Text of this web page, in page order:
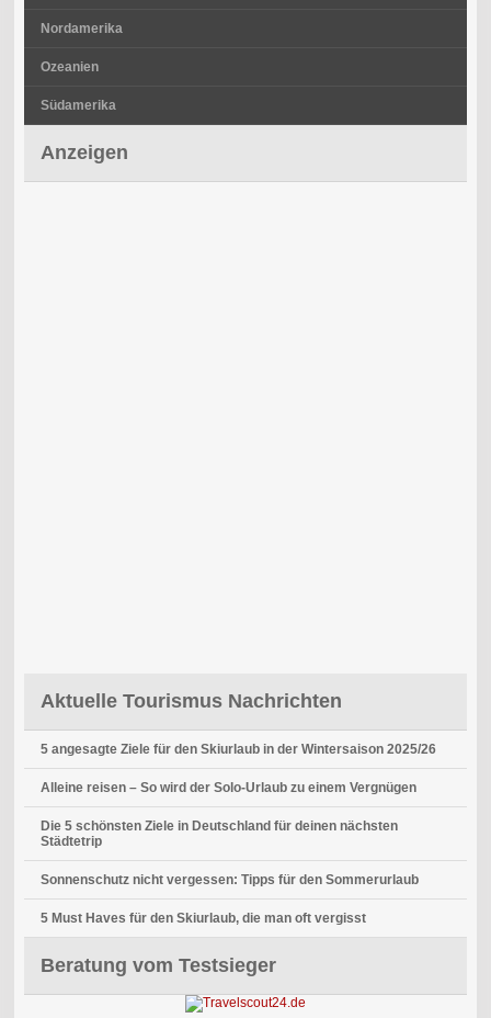
Nordamerika
Ozeanien
Südamerika
Anzeigen
Aktuelle Tourismus Nachrichten
5 angesagte Ziele für den Skiurlaub in der Wintersaison 2025/26
Alleine reisen – So wird der Solo-Urlaub zu einem Vergnügen
Die 5 schönsten Ziele in Deutschland für deinen nächsten
Städtetrip
Sonnenschutz nicht vergessen: Tipps für den Sommerurlaub
5 Must Haves für den Skiurlaub, die man oft vergisst
Beratung vom Testsieger